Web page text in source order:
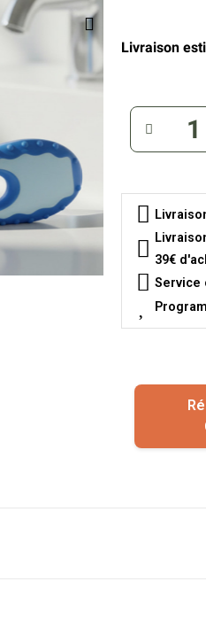
Livraison
39€
Service